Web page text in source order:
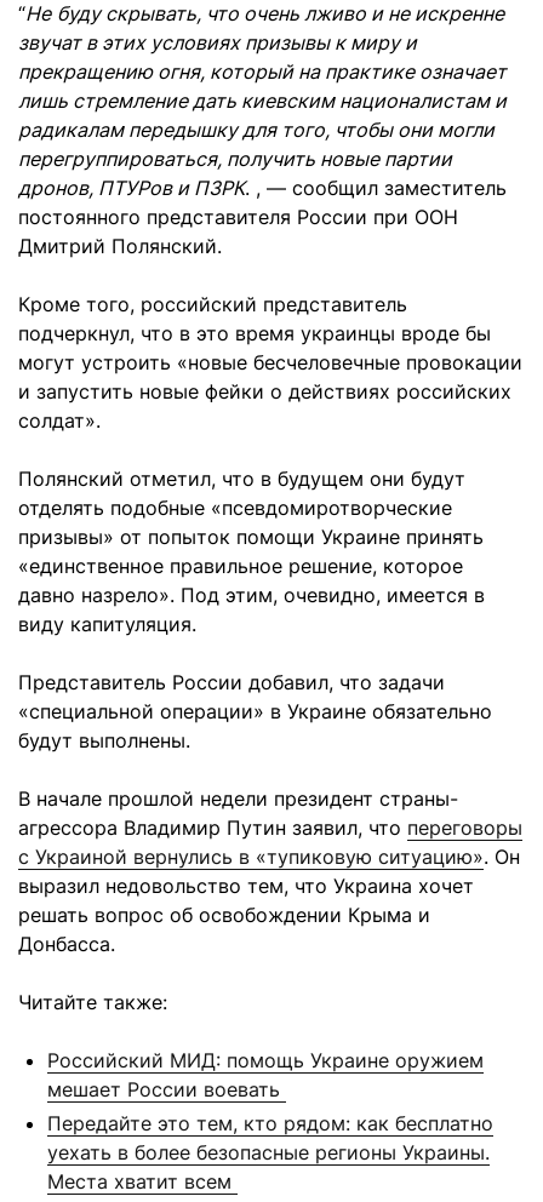
“Не буду скрывать, что очень лживо и не искренне
звучат в этих условиях призывы к миру и
прекращению огня, который на практике означает
лишь стремление дать киевским националистам и
радикалам передышку для того, чтобы они могли
перегруппироваться, получить новые партии
дронов, ПТУРов и ПЗРК. , — сообщил заместитель
постоянного представителя России при ООН
Дмитрий Полянский.
Кроме того, российский представитель
подчеркнул, что в это время украинцы вроде бы
могут устроить «новые бесчеловечные провокации
и запустить новые фейки о действиях российских
солдат».
Полянский отметил, что в будущем они будут
отделять подобные «псевдомиротворческие
призывы» от попыток помощи Украине принять
«единственное правильное решение, которое
давно назрело». Под этим, очевидно, имеется в
виду капитуляция.
Представитель России добавил, что задачи
«специальной операции» в Украине обязательно
будут выполнены.
В начале прошлой недели президент страны-
агрессора Владимир Путин заявил, что переговоры
с Украиной вернулись в «тупиковую ситуацию». Он
выразил недовольство тем, что Украина хочет
решать вопрос об освобождении Крыма и
Донбасса.
Читайте также:
Российский МИД: помощь Украине оружием
мешает России воевать
Передайте это тем, кто рядом: как бесплатно
уехать в более безопасные регионы Украины.
Места хватит всем